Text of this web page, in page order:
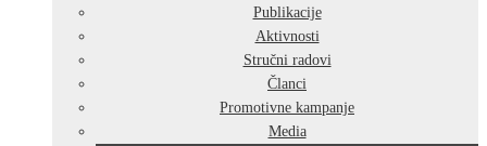
Publikacije
Aktivnosti
Stručni radovi
Članci
Promotivne kampanje
Media